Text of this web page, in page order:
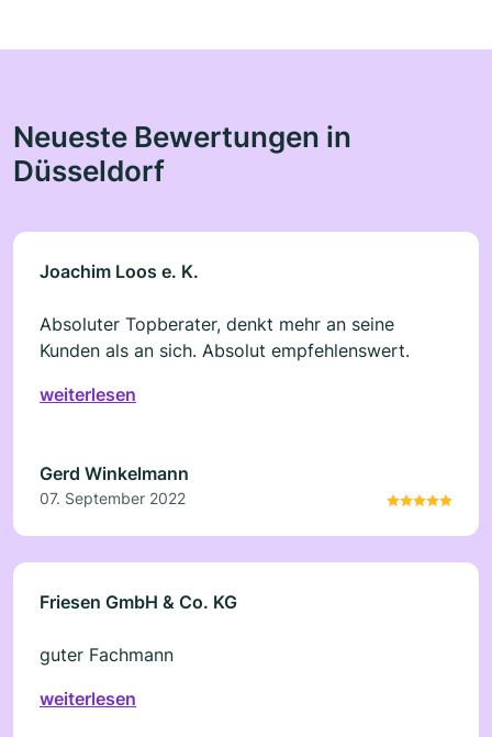
Neueste Bewertungen in
Düsseldorf
Joachim Loos e. K.
Absoluter Topberater, denkt mehr an seine
Kunden als an sich. Absolut empfehlenswert.
weiterlesen
Gerd Winkelmann
07. September 2022
Friesen GmbH & Co. KG
guter Fachmann
weiterlesen